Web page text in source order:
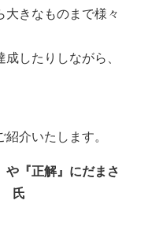
大きなものまで様々
したりしながら、
介いたします。
『正解』にだまさ
氏